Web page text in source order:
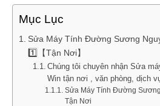
Mục Lục
Sửa Máy Tính Đường Sương
1️⃣【Tận Nơi】
Chúng tôi chuyên nhận Sửa
Win tận nơi , văn phòng, dịch
Sửa Máy Tính Đường
Tận Nơi